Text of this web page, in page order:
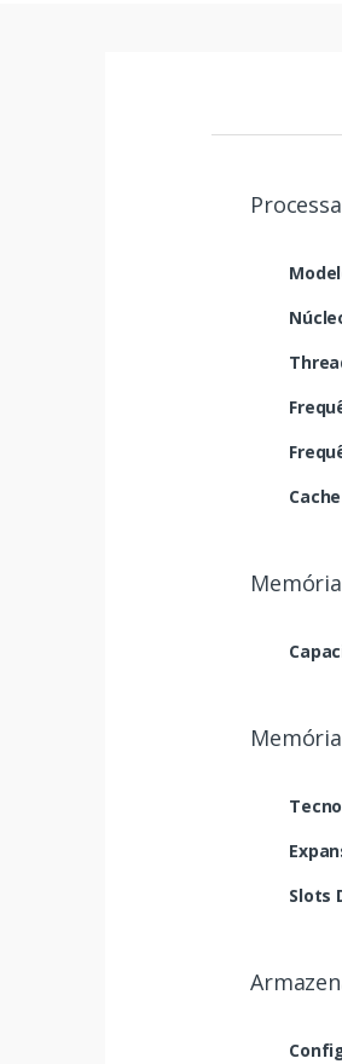
Slots